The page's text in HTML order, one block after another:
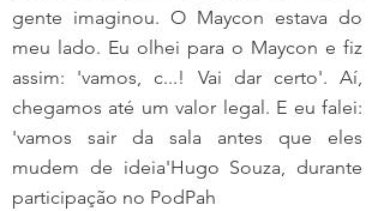
gente imaginou. O Maycon estava do
meu lado. Eu olhei para o Maycon e fiz
assim: 'vamos, c...! Vai dar certo'. Aí,
chegamos até um valor legal. E eu falei:
'vamos sair da sala antes que eles
mudem de ideia'Hugo Souza, durante
participação no PodPah